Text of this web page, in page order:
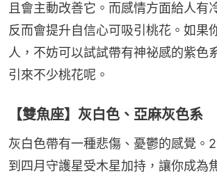
且會主動改善它。而感情方面給人有
反而會提升自信心可吸引桃花。如果
人，不妨可以試試帶有神祕感的紫色
引來不少桃花呢。
【雙魚座】灰白色、亞麻灰色系
灰白色帶有一種悲傷、憂鬱的感覺。
到四月守護星受木星加持，讓你成為